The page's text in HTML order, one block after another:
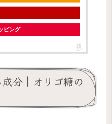
ピング
分｜オリゴ糖の